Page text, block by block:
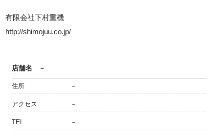
有限会社下村重機
http://shimojuu.co.jp/
店舗名 －
住所 －
アクセス －
TEL －